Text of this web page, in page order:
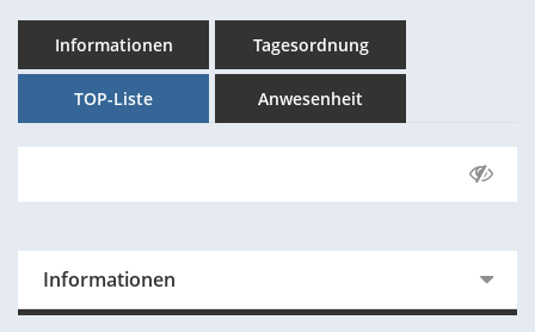
Informationen Tagesordnung
TOP-Liste Anwesenheit
Informationen